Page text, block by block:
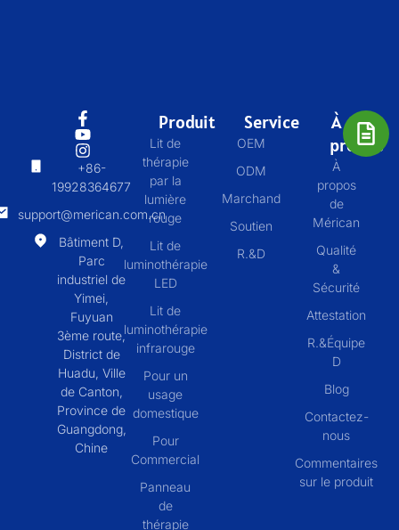
+86-
19928364677
support@merican.com.cn
Bâtiment D,
Parc
industriel de
Yimei,
Fuyuan
3ème route,
District de
Huadu, Ville
de Canton,
Province de
Guangdong,
Chine
Produit
Lit de
thérapie
par la
lumière
rouge
Lit de
luminothérapie
LED
Lit de
luminothérapie
infrarouge
Pour un
usage
domestique
Pour
Commercial
Panneau
de
thérapie
Service
OEM
ODM
Marchand
Soutien
R.&D
À
propos
À
propos
de
Mérican
Qualité
&
Sécurité
Attestation
R.&Équipe
D
Blog
Contactez-
nous
Commentaires
sur le produit